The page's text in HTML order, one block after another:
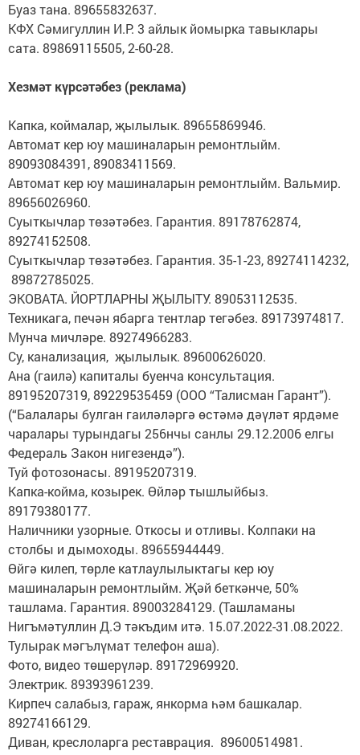
Буаз тана. 89655832637.
КФХ Сәмигуллин И.Р. 3 айлык йомырка тавыклары
сата. 89869115505, 2-60-28.
Хезмәт күрсәтәбез (реклама)
Капка, коймалар, җылылык. 89655869946.
Автомат кер юу машиналарын ремонтлыйм.
89093084391, 89083411569.
Автомат кер юу машиналарын ремонтлыйм. Вальмир.
89656026960.
Суыткычлар төзәтәбез. Гарантия. 89178762874,
89274152508.
Суыткычлар төзәтәбез. Гарантия. 35-1-23, 89274114232,
89872785025.
ЭКОВАТА. ЙОРТЛАРНЫ ҖЫЛЫТУ. 89053112535.
Техникага, печән ябарга тентлар тегәбез. 89173974817.
Мунча мичләре. 89274966283.
Су, канализация, җылылык. 89600626020.
Ана (гаилә) капиталы буенча консультация.
89195207319, 89229535459 (ООО “Талисман Гарант”).
(“Балалары булган гаиләләргә өстәмә дәүләт ярдәме
чаралары турындагы 256нчы санлы 29.12.2006 елгы
Федераль Закон нигезендә”).
Туй фотозонасы. 89195207319.
Капка-койма, козырек. Өйләр тышлыйбыз.
89179380177.
Наличники узорные. Откосы и отливы. Колпаки на
столбы и дымоходы. 89655944449.
Өйгә килеп, төрле катлаулылыктагы кер юу
машиналарын ремонтлыйм. Җәй беткәнче, 50%
ташлама. Гарантия. 89003284129. (Ташламаны
Нигъмәтуллин Д.Э тәкъдим итә. 15.07.2022-31.08.2022.
Тулырак мәгълүмат телефон аша).
Фото, видео төшерүләр. 89172969920.
Электрик. 89393961239.
Кирпеч салабыз, гараж, янкорма һәм башкалар.
89274166129.
Диван, креслоларга реставрация. 89600514981.